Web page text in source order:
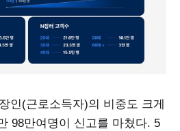
인(근로소득자)의 비중도 크게
98만여명이 신고를 마쳤다. 5